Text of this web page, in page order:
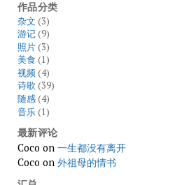
作品分类
杂文 (3)
游记(9)
照片(3)
美食 (1)
视频(4)
诗歌(39)
随感(4)
音乐(1)
最新评论
Coco on 一生都没有离开
Coco on 外祖母的情书